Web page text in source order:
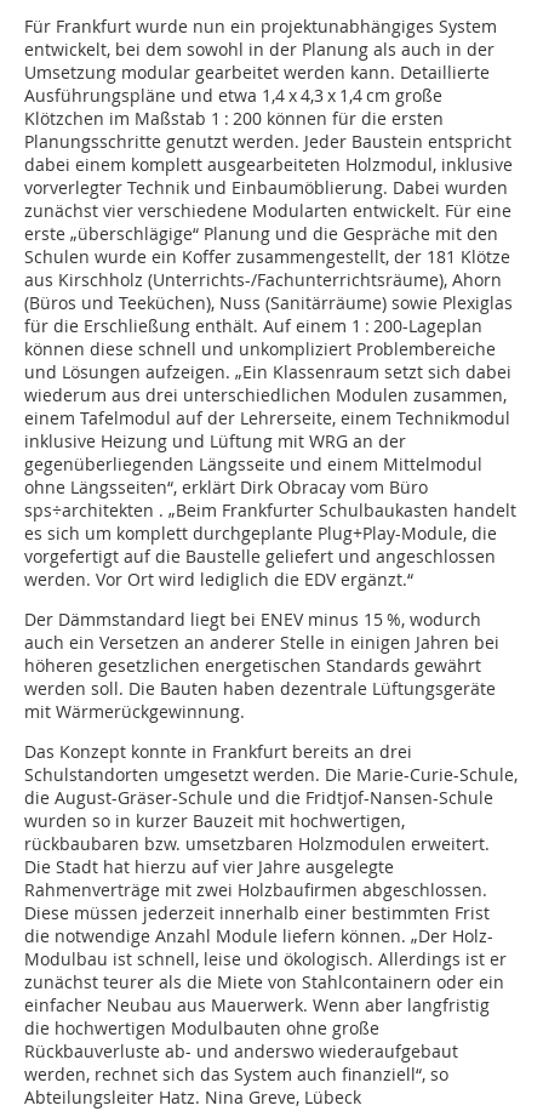
Für Frankfurt wurde nun ein projektunabhängiges System
entwickelt, bei dem sowohl in der Planung als auch in der
Umsetzung modular gearbeitet werden kann. Detaillierte
Ausführungspläne und etwa 1,4 x 4,3 x 1,4 cm große
Klötzchen im Maßstab 1 : 200 können für die ersten
Planungsschritte genutzt werden. Jeder Baustein entspricht
dabei einem komplett ausgearbeiteten Holzmodul, inklusive
vorverlegter Technik und Einbaumöblierung. Dabei wurden
zunächst vier verschiedene Modularten entwickelt. Für eine
erste „überschlägige“ Planung und die Gespräche mit den
Schulen wurde ein Koffer zusammengestellt, der 181 Klötze
aus Kirschholz (Unterrichts-/Fachunterrichtsräume), Ahorn
(Büros und Teeküchen), Nuss (Sanitärräume) sowie Plexiglas
für die Erschließung enthält. Auf einem 1 : 200-Lageplan
können diese schnell und unkompliziert Problembereiche
und Lösungen aufzeigen. „Ein Klassenraum setzt sich dabei
wiederum aus drei unterschiedlichen Modulen zusammen,
einem Tafelmodul auf der Lehrerseite, einem Technikmodul
inklusive Heizung und Lüftung mit WRG an der
gegenüberliegenden Längsseite und einem Mittelmodul
ohne Längsseiten“, erklärt Dirk Obracay vom Büro
sps÷architekten . „Beim Frankfurter Schulbaukas­ten handelt
es sich um komplett durchgeplante Plug+Play-Module, die
vorgefertigt auf die Baustelle geliefert und angeschlossen
werden. Vor Ort wird lediglich die EDV ergänzt.“
Der Dämmstandard liegt bei ENEV minus 15 %, wodurch
auch ein Versetzen an anderer Stelle in einigen Jahren bei
höheren gesetzlichen energetischen Standards gewährt
werden soll. Die Bauten haben dezentrale Lüftungsgeräte
mit Wärmerückgewinnung.
Das Konzept konnte in Frankfurt bereits an drei
Schulstandorten umgesetzt werden. Die Marie-Curie-Schule,
die August-Gräser-Schule und die Fridtjof-Nansen-Schule
wurden so in kurzer Bauzeit mit hochwertigen,
rückbaubaren bzw. umsetzbaren Holzmodulen erweitert.
Die Stadt hat hierzu auf vier Jahre ausgelegte
Rahmenverträge mit zwei Holzbaufirmen abgeschlossen.
Diese müssen jederzeit innerhalb einer bestimmten Frist
die notwendige Anzahl Module liefern können. „Der Holz-
Modulbau ist schnell, leise und ökologisch. Allerdings ist er
zunächst teurer als die Miete von Stahlcontainern oder ein
einfacher Neubau aus Mauerwerk. Wenn aber langfristig
die hochwertigen Modulbauten ohne große
Rückbauverluste ab- und anderswo wiederaufgebaut
werden, rechnet sich das System auch finanziell“, so
Abteilungsleiter Hatz. Nina Greve, Lübeck